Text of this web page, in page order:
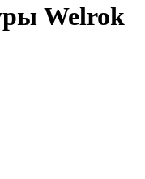
Welrok